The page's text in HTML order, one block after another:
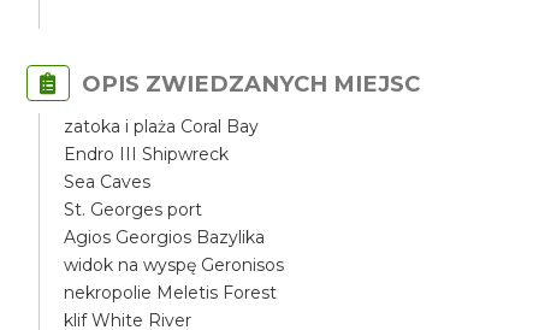
OPIS ZWIEDZANYCH MIEJSC
zatoka i plaża Coral Bay
Endro III Shipwreck
Sea Caves
St. Georges port
Agios Georgios Bazylika
widok na wyspę Geronisos
nekropolie Meletis Forest
klif White River